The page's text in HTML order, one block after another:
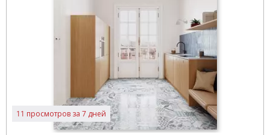
11 просмотров за 7 дней